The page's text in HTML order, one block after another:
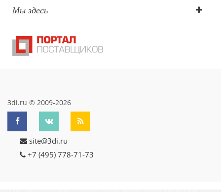
Мы здесь
3di.ru © 2009-2026
site@3di.ru
+7 (495) 778-71-73